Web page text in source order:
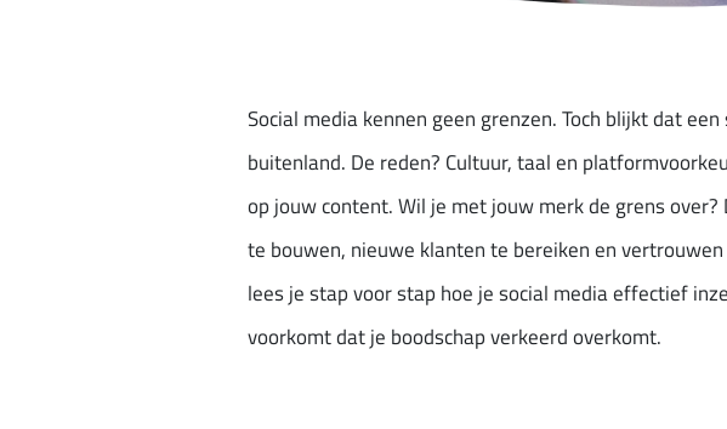
Social media kennen geen grenzen. Toch blijkt dat
buitenland. De reden? Cultuur, taal en
op jouw content. Wil je met jouw merk de grens
te bouwen, nieuwe klanten te bereiken en
lees je stap voor stap hoe je social media effectief
voorkomt dat je boodschap verkeerd overkomt.